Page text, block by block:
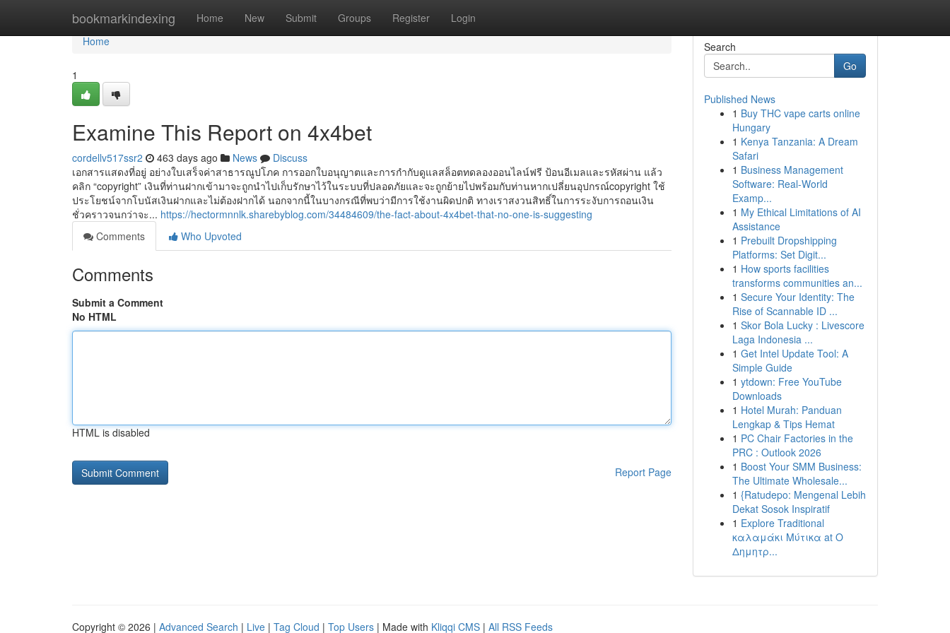
bookmarkindexing Home New Submit Groups Register Login
Home
Home
1
Examine This Report on 4x4bet
cordellv517ssr2 463 days ago News
Discuss
เอกสารแสดงที่อยู่ อย่างใบเสร็จค่าสาธารณูปโภค การออกใบอนุญาตและการกำกับดูแลสล็อตทดลองออนไลน์ฟรี ป้อนอีเมลและรหัสผ่าน แล้ว
คลิก “copyright” เงินที่ท่านฝากเข้ามาจะถูกนำไปเก็บรักษาไว้ในระบบที่ปลอดภัยและจะถูกย้ายไปพร้อมกับท่านหากเปลี่ยนอุปกรณ์copyright ใช้
ประโยชน์จากโบนัสเงินฝากและไม่ต้องฝากได้ นอกจากนี้ในบางกรณีที่พบว่ามีการใช้งานผิดปกติ ทางเราสงวนสิทธิ์ในการระงับการถอนเงิน
ชั่วคราวจนกว่าจะ... https://hectormnnlk.sharebyblog.com/34484609/the-fact-about-4x4bet-that-no-one-is-suggesting
Comments
Who Upvoted
Comments
Submit a Comment
No HTML
HTML is disabled
Report Page
Search
Go
Published News
1 Buy THC vape carts online
Hungary
1 Kenya Tanzania: A Dream
Safari
1 Business Management
Software: Real-World
Examp...
1 My Ethical Limitations of AI
Assistance
1 Prebuilt Dropshipping
Platforms: Set Digit...
1 How sports facilities
transforms communities an...
1 Secure Your Identity: The
Rise of Scannable ID ...
1 Skor Bola Lucky : Livescore
Laga Indonesia ...
1 Get Intel Update Tool: A
Simple Guide
1 ytdown: Free YouTube
Downloads
1 Hotel Murah: Panduan
Lengkap & Tips Hemat
1 PC Chair Factories in the
PRC : Outlook 2026
1 Boost Your SMM Business:
The Ultimate Wholesale...
1 {Ratudepo: Mengenal Lebih
Dekat Sosok Inspiratif
1 Explore Traditional
καλαμάκι Μύτικα at Ο
Δημητρ...
Copyright © 2026 | Advanced Search | Live | Tag Cloud | Top Users | Made with Kliqqi CMS | All RSS Feeds